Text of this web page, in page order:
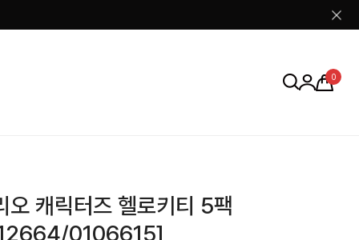
0
오 캐릭터즈 헬로키티 5팩
0106615]